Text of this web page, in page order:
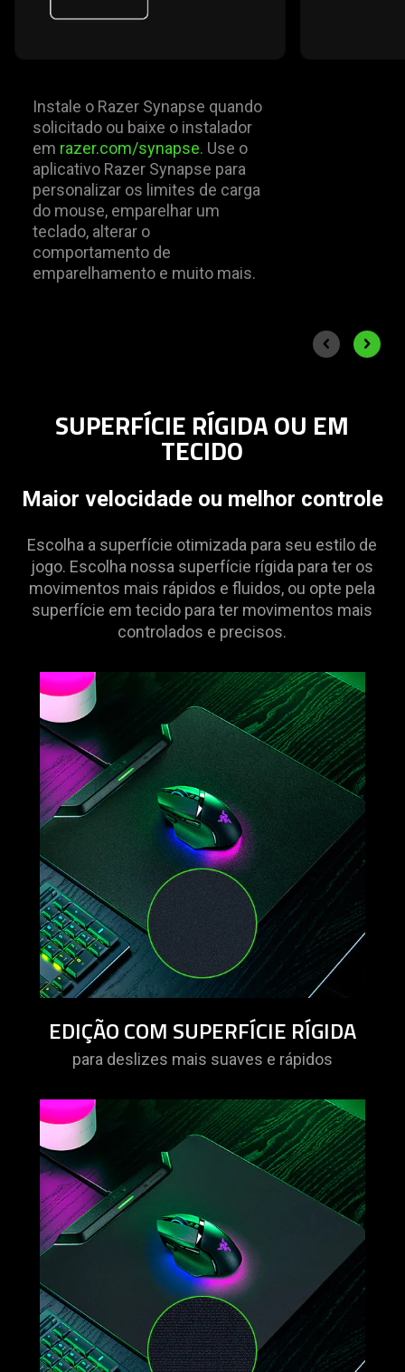
Instale o Razer Synapse quando
solicitado ou baixe o instalador
em razer.com/synapse. Use o
aplicativo Razer Synapse para
personalizar os limites de carga
do mouse, emparelhar um
teclado, alterar o
comportamento de
emparelhamento e muito mais.
Previous slide
Next
SUPERFÍCIE RÍGIDA OU EM
TECIDO
Maior velocidade ou melhor controle
Escolha a superfície otimizada para seu estilo de
jogo. Escolha nossa superfície rígida para ter os
movimentos mais rápidos e fluidos, ou opte pela
superfície em tecido para ter movimentos mais
controlados e precisos.
EDIÇÃO COM SUPERFÍCIE RÍGIDA
para deslizes mais suaves e rápidos